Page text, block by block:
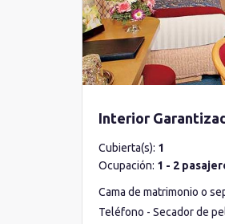
Interior
Cubierta(s): 1
Ocupación: 1 - 2
Cama de matrimonio o
Teléfono - Secador de